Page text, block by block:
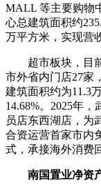
MALL 等主要购物
心总建筑面积约
万平方米，实现营
超市板块，目
市外省内门店27家
建筑面积约为11.3
14.68%。2025年
员店东西湖店，为
合资运营首家市内
式，承接海外消费
南国置业净资